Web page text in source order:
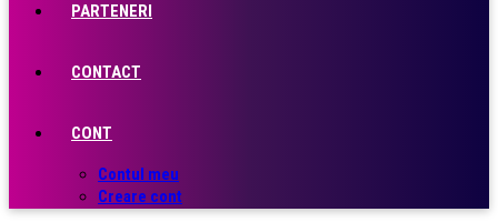
PARTENERI
CONTACT
CONT
Contul meu
Creare cont